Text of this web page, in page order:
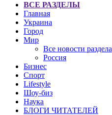
ВСЕ РАЗДЕЛЫ
Главная
Украина
Город
Мир
Все новости раздела
Россия
Бизнес
Спорт
Lifestyle
Шоу-биз
Наука
БЛОГИ ЧИТАТЕЛЕЙ